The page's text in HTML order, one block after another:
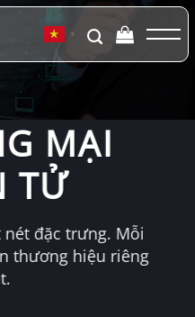
▼
MẠI
TỬ
đặc trưng. Mỗi
thương hiệu riêng